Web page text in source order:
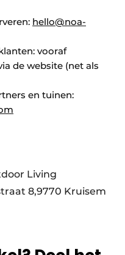
hello@noa-
vooraf
de website (net als
en tuinen:
Living
8,9770 Kruisem